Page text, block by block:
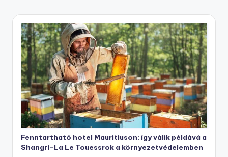
Fenntartható hotel Mauritiuson: így válik példává a
Shangri-La Le Touessrok a környezetvédelemben